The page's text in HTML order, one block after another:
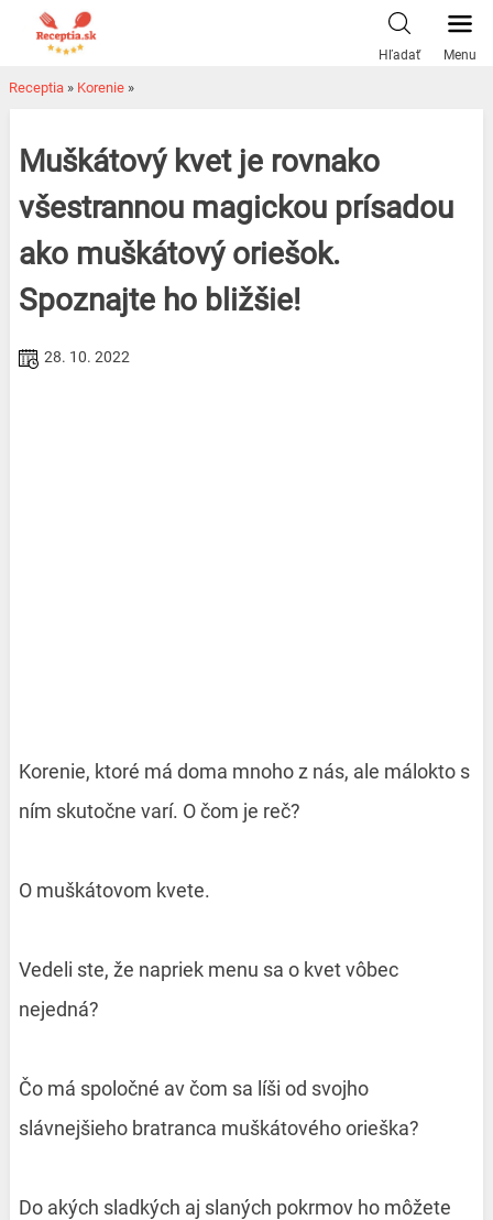
Hľadať Menu
Receptia » Korenie »
Muškátový kvet je rovnako
všestrannou magickou prísadou
ako muškátový oriešok.
Spoznajte ho bližšie!
28. 10. 2022
Korenie, ktoré má doma mnoho z nás, ale málokto s
ním skutočne varí. O čom je reč?
O muškátovom kvete.
Vedeli ste, že napriek menu sa o kvet vôbec
nejedná?
Čo má spoločné av čom sa líši od svojho
slávnejšieho bratranca muškátového orieška?
Do akých sladkých aj slaných pokrmov ho môžete